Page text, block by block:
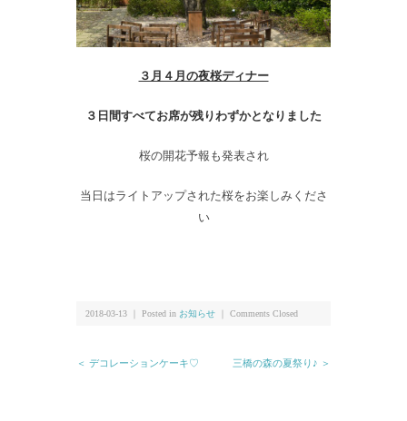
３月４月の夜桜ディナー
３日間すべてお席が残りわずかとなりました
桜の開花予報も発表され
当日はライトアップされた桜をお楽しみくださ
い
2018-03-13 ｜ Posted in お知らせ Comments Closed
＜ デコレーションケーキ♡ 三橋の森の夏祭り♪ ＞